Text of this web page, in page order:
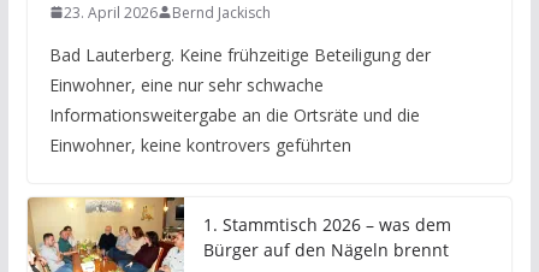
23. April 2026 Bernd Jackisch
Bad Lauterberg. Keine frühzeitige Beteiligung der
Einwohner, eine nur sehr schwache
Informationsweitergabe an die Ortsräte und die
Einwohner, keine kontrovers geführten
1. Stammtisch 2026 – was dem
Bürger auf den Nägeln brennt